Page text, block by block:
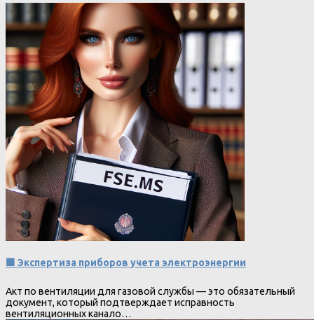
🟩 Экспертиза приборов учета электроэнергии
Акт по вентиляции для газовой службы — это обязательный
документ, который подтверждает исправность
вентиляционных канало…